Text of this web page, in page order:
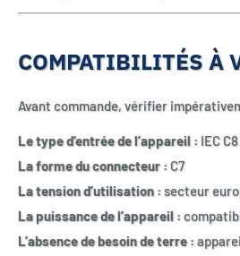
COMPATIBILITÉS À
Avant commande, vérifier
Le type d’entrée de l’appareil : IEC
La forme du connecteur : C7
La tension d’utilisation :secteur
La puissance de l’appareil :
L’absence de besoin de terre :